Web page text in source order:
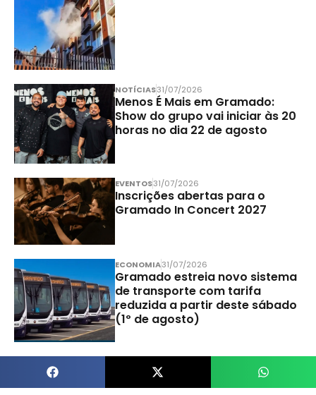
NOTÍCIAS31/07/2026
Menos É Mais em Gramado:
Show do grupo vai iniciar às 20
horas no dia 22 de agosto
EVENTOS31/07/2026
Inscrições abertas para o
Gramado In Concert 2027
ECONOMIA31/07/2026
Gramado estreia novo sistema
de transporte com tarifa
reduzida a partir deste sábado
(1º de agosto)